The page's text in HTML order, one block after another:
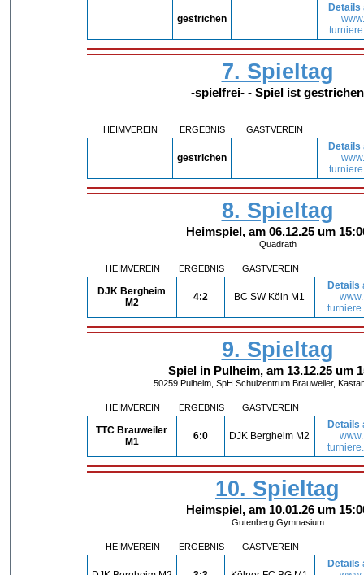
gestrichen
Details
www.
7. Spieltag
-spielfrei- - Spiel ist gestrichen
HEIMVEREIN ERGEBNIS GASTVEREIN
gestrichen
Details
www.
8. Spieltag
Heimspiel, am 06.12.25 um
Quadrath
HEIMVEREIN ERGEBNIS GASTVEREIN
DJK Bergheim
M2
4:2 BC SW Köln M1
Details
www.
9. Spieltag
Spiel in Pulheim, am 13.12.25 um
50259 Pulheim, SpH Schulzentrum Brauweiler,
HEIMVEREIN ERGEBNIS GASTVEREIN
TTC Brauweiler
M1
6:0 DJK Bergheim M2
Details
www.
10. Spieltag
Heimspiel, am 10.01.26 um
Gutenberg Gymnasium
HEIMVEREIN ERGEBNIS GASTVEREIN
Details